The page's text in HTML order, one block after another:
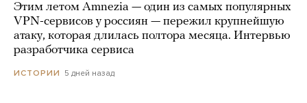
Этим летом Amnezia — один из самых популярных
VPN-сервисов у россиян — пережил крупнейшую
атаку, которая длилась полтора месяца. Интервью
разработчика сервиса
ИСТОРИИ 5 дней назад